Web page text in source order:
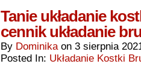
Tanie układanie
cennik układanie
By Dominika on 3 sierpnia
Posted In: Układanie Kostki